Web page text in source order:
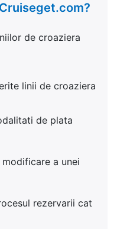
de croaziera
linii de croaziera
de plata
a unei
rezervarii cat